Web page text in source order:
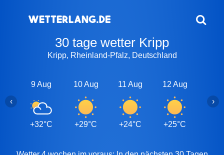
30 tage wetter Kripp
Kripp, Rheinland-Pfalz, Deutschland
9 Aug
+32°C
10 Aug
+29°C
11 Aug
+24°C
12 Aug
+25°C
‹ ›